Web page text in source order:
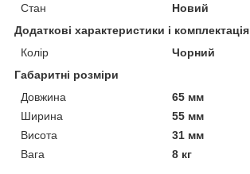
Стан
Новий
Додаткові характеристики і комплектація
Колір
Чорний
Габаритні розміри
Довжина
65 мм
Ширина
55 мм
Висота
31 мм
Вага
8 кг